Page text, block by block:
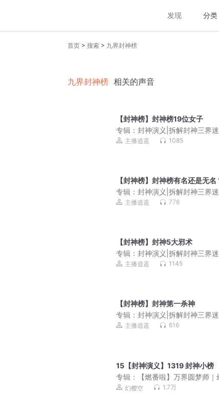
发现 分类
首页 > 搜索 > 九界封神榜
九界封神榜 相关的声音
【封神榜】封神榜19位女子
专辑： 封神演义|拆解封神三界
榜解析
主播逍遥 1085
【封神榜】封神榜有名还是无名
专辑： 封神演义|拆解封神三界
榜解析
主播逍遥 776
【封神榜】封神5大邪术
专辑： 封神演义|拆解封神三界
榜解析
主播逍遥 1145
【封神榜】封神第一杀神
专辑： 封神演义|拆解封神三界
榜解析
主播逍遥 616
15【封神演义】1319 封神小榜
专辑：
【燃番啦】万界圆梦师
爆笑领衔多人有声剧
幻樱空 1.7万